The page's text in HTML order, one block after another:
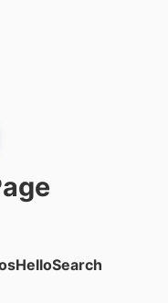
HelloSearch